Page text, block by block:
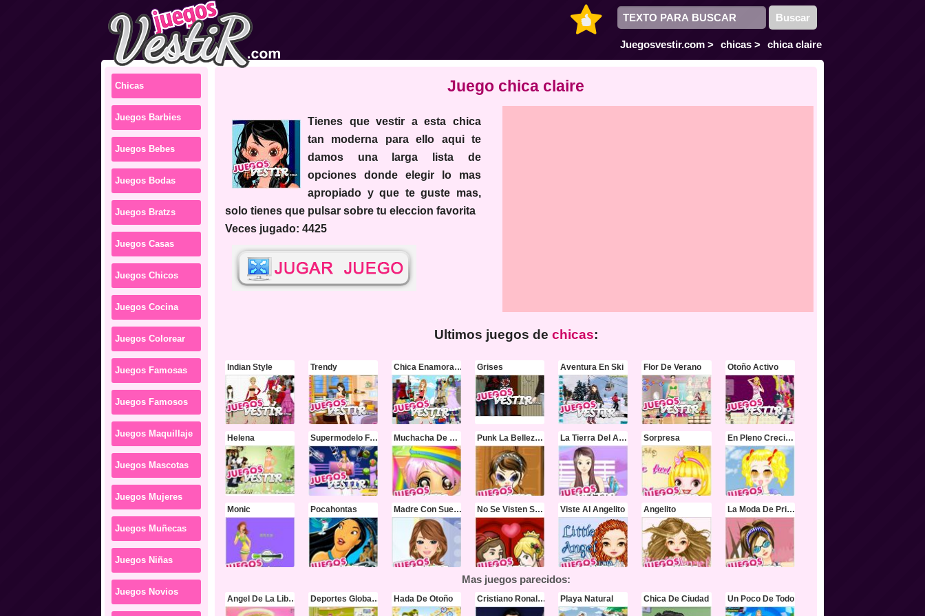
Juegosvestir.com > chicas > chica claire
Chicas
Juegos Barbies
Juegos Bebes
Juegos Bodas
Juegos Bratzs
Juegos Casas
Juegos Chicos
Juegos Cocina
Juegos Colorear
Juegos Famosas
Juegos Famosos
Juegos Maquillaje
Juegos Mascotas
Juegos Mujeres
Juegos Muñecas
Juegos Niñas
Juegos Novios
Juego chica claire
tienes que vestir a esta chica
tan moderna para ello aqui te
damos una larga lista de
opciones donde elegir lo mas
apropiado y que te guste mas,
solo tienes que pulsar sobre tu eleccion favorita
Veces jugado: 4425
Ultimos juegos de chicas:
Indian Style Trendy Chica Enamoradiza Grises Aventura En Ski Flor De Verano Otoño Activo
Helena Supermodelo Fashion Muchacha De Caramelo Punk La Belleza De La Moda La Tierra Del Arco Iris Sorpresa En Pleno Crecimiento
Monic Pocahontas Madre Con Suerte No Se Visten Solas Viste Al Angelito Angelito La Moda De Primavera
Mas juegos parecidos:
Angel De La Libertad Deportes Globales Hada De Otoño Cristiano Ronaldo Playa Natural Chica De Ciudad Un Poco De Todo